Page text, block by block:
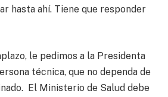
hasta ahí. Tiene que responder
le pedimos a la Presidenta
técnica, que no dependa de
El Ministerio de Salud debe